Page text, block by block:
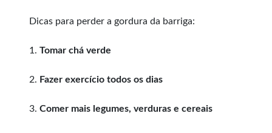
Dicas para perder a gordura da barriga:
1. Tomar chá verde
2. Fazer exercício todos os dias
3. Comer mais legumes, verduras e cereais